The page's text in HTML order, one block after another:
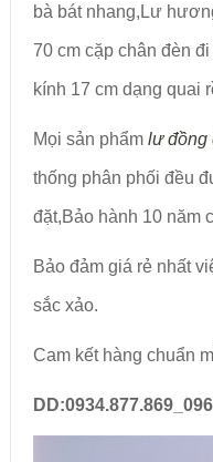
bà bát nhang,Lư
70 cm cặp chân đèn
kính 17 cm dạng quai
Mọi sản phẩm lư đồng
thống phân phối đều
đặt,Bảo hành 10 năm
Bảo đảm giá rẻ nhất
sắc xảo.
Cam kết hàng chuẩn